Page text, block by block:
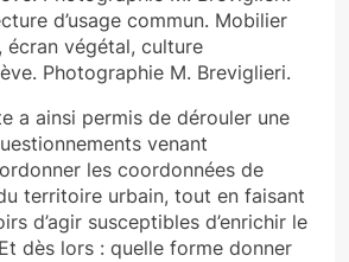
d’usage commun. Mobilier
écran végétal, culture
Photographie M. Breviglieri.
a ainsi permis de dérouler une
venant
les coordonnées de
territoire urbain, tout en faisant
d’agir susceptibles d’enrichir le
dès lors : quelle forme donner